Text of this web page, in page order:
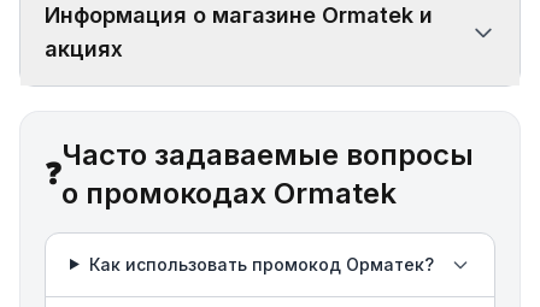
Информация о магазине Ormatek и
акциях
❓
Часто задаваемые вопросы
о промокодах Ormatek
Как использовать промокод Орматек?